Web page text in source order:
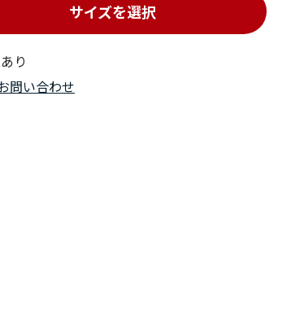
あり
サイズを選択
問い合わせ